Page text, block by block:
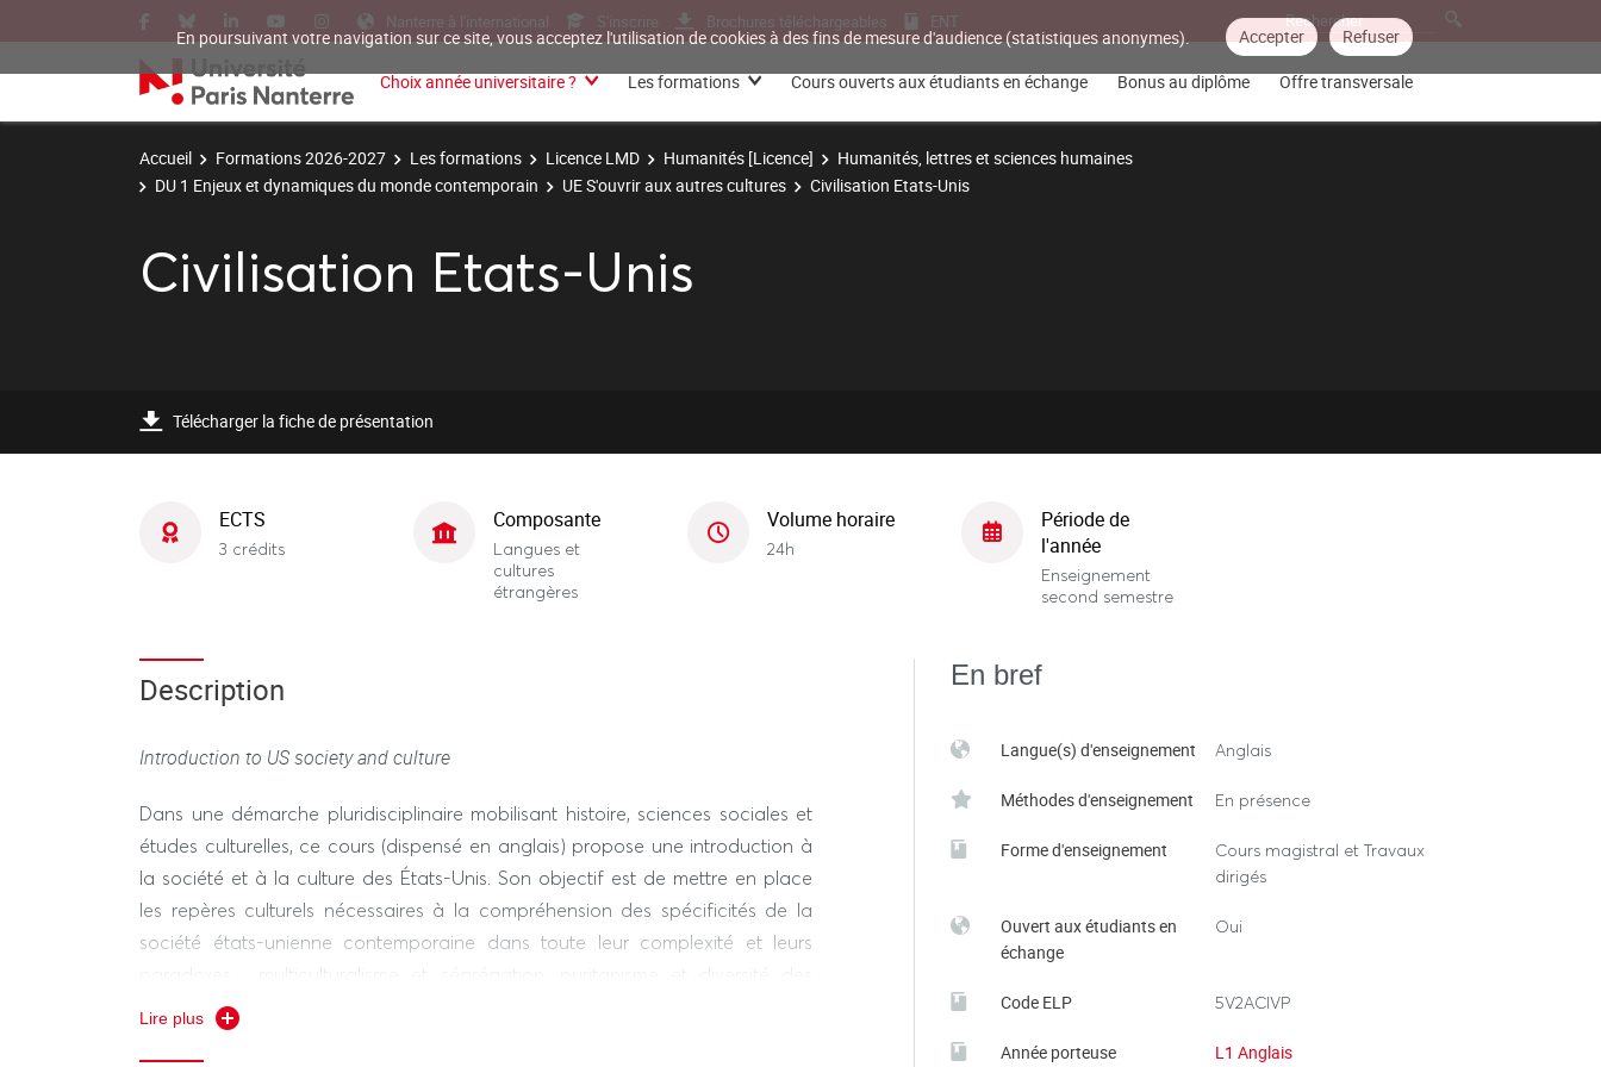
En poursuivant votre navigation sur ce site, vous acceptez l'utilisation de cookies à des fins de mesure d'audience (statistiques anonymes). Accepter Refuser
Nanterre à l'international S'inscrire Brochures téléchargeables ENT
Choix année universitaire ? Les formations Cours ouverts aux étudiants en échange Bonus au diplôme Offre transversale
Accueil Formations 2026-2027 Les formations Licence LMD Humanités [Licence]
Humanités, lettres et sciences humaines
DU 1 Enjeux et dynamiques du monde contemporain
UE S'ouvrir aux autres cultures Civilisation Etats-Unis
Civilisation Etats-Unis
Télécharger la fiche de présentation
ECTS
3 crédits
Composante
Langues et
cultures
étrangères
Volume horaire
24h
Période de
l'année
Enseignement
second semestre
Description
Introduction to US society and culture
Dans une démarche pluridisciplinaire mobilisant histoire, sciences sociales et
études culturelles, ce cours (dispensé en anglais) propose une introduction à
la société et à la culture des États-Unis. Son objectif est de mettre en place
les repères culturels nécessaires à la compréhension des spécificités de la
société états-unienne contemporaine dans toute leur complexité et leurs
paradoxes : multiculturalisme et ségrégation, puritanisme et diversité des
modes de vie, urbanisme et grands espaces, dynamisme marchand et
Lire plus
En bref
Langue(s) d'enseignement Anglais
Méthodes d'enseignement En présence
Forme d'enseignement
Cours magistral et Travaux
dirigés
Ouvert aux étudiants en
échange
Oui
Code ELP 5V2ACIVP
Année porteuse L1 Anglais